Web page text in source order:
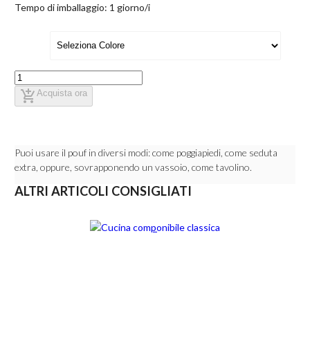
Tempo di imballaggio: 1 giorno/i
add_shopping_cart Acquista ora
Puoi usare il pouf in diversi modi: come poggiapiedi, come seduta
extra, oppure, sovrapponendo un vassoio, come tavolino.
ALTRI ARTICOLI CONSIGLIATI